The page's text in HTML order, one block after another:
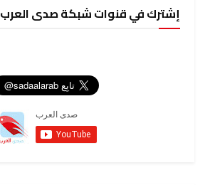
إشترك في قنوات شبكة صدى العرب